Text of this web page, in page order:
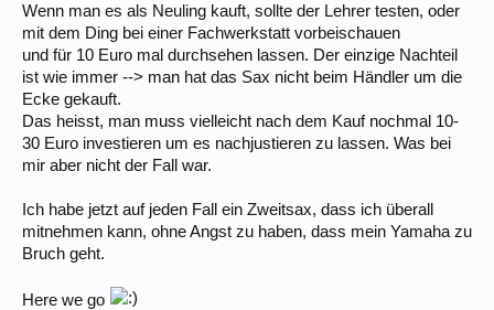
Wenn man es als Neuling kauft, sollte der Lehrer testen, oder
mit dem Ding bei einer Fachwerkstatt vorbeischauen
und für 10 Euro mal durchsehen lassen. Der einzige Nachteil
ist wie immer --> man hat das Sax nicht beim Händler um die
Ecke gekauft.
Das heisst, man muss vielleicht nach dem Kauf nochmal 10-
30 Euro investieren um es nachjustieren zu lassen. Was bei
mir aber nicht der Fall war.
Ich habe jetzt auf jeden Fall ein Zweitsax, dass ich überall
mitnehmen kann, ohne Angst zu haben, dass mein Yamaha zu
Bruch geht.
Here we go